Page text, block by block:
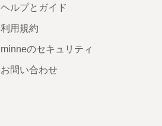
ヘルプとガイド
利用規約
minneのセキュリティ
お問い合わせ